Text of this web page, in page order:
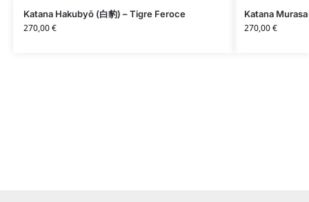
Katana Hakubyō (白豹) – Tigre Feroce
270,00€
Katana
270,00€